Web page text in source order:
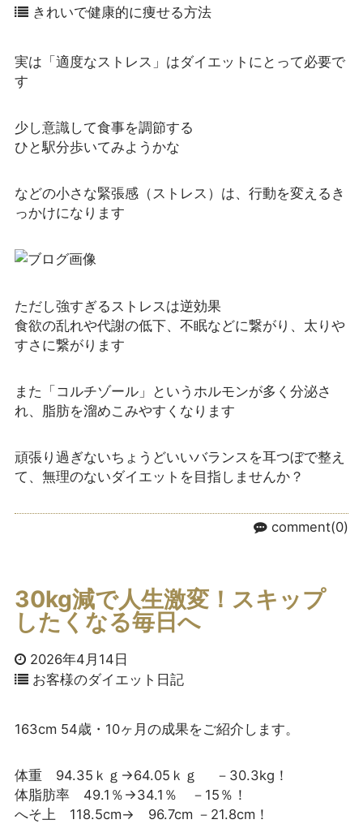
きれいで健康的に痩せる方法
実は「適度なストレス」はダイエットにとって必要で
す
少し意識して食事を調節する
ひと駅分歩いてみようかな
などの小さな緊張感（ストレス）は、行動を変えるき
っかけになります
ただし強すぎるストレスは逆効果
食欲の乱れや代謝の低下、不眠などに繋がり、太りや
すさに繋がります
また「コルチゾール」というホルモンが多く分泌さ
れ、脂肪を溜めこみやすくなります
頑張り過ぎないちょうどいいバランスを耳つぼで整え
て、無理のないダイエットを目指しませんか？
comment(0)
30kg減で人生激変！スキップ
したくなる毎日へ
2026年4月14日
お客様のダイエット日記
163cm 54歳・10ヶ月の成果をご紹介します。
体重 94.35ｋｇ→64.05ｋｇ －30.3kg！
体脂肪率 49.1％→34.1％ －15％！
へそ上 118.5cm→ 96.7cm －21.8cm！